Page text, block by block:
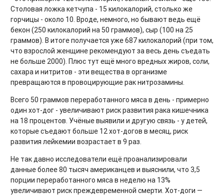
Столовая ложка кетчупа - 15 килокалорий, столько же
горчицы - около 10. Вроде, немного, но бывают ведь ещё
бекон (250 килокалорий на 50 граммов), сыр (100 на 25
граммов). В итоге получается уже 687 килокалорий (при том,
что взрослой женщине рекомендуют за весь день съедать
не больше 2000). Плюс тут ещё много вредных жиров, соли,
сахара и нитритов - эти вещества в организме
превращаются в провоцирующие рак нитрозамины.
Всего 50 граммов переработанного мяса в день - примерно
один хот-дог - увеличивают риск развития рака кишечника
на 18 процентов. Учёные выявили и другую связь - у детей,
которые съедают больше 12 хот-догов в месяц, риск
развития лейкемии возрастает в 9 раз.
Не так давно исследователи ещё проанализировали
данные более 80 тысяч американцев и выяснили, что 3,5
порции переработанного мяса в неделю на 13%
увеличивают риск преждевременной смерти. Хот-доги —